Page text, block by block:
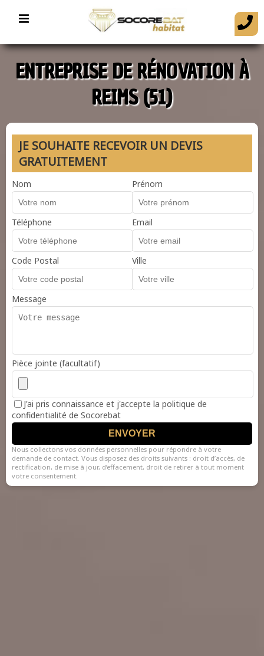
ENTREPRISE DE RÉNOVATION À
REIMS (51)
JE SOUHAITE RECEVOIR UN DEVIS
GRATUITEMENT
Nom Prénom
Téléphone Email
Code Postal Ville
Message
Pièce jointe (facultatif)
J'ai pris connaissance et j'accepte la politique de
confidentialité de Socorebat
ENVOYER
Nous collectons vos données personnelles pour répondre à votre
demande de contact. Vous disposez des droits suivants : droit d’accès, de
rectification, de mise à jour, d’effacement, droit de retirer à tout moment
votre consentement.